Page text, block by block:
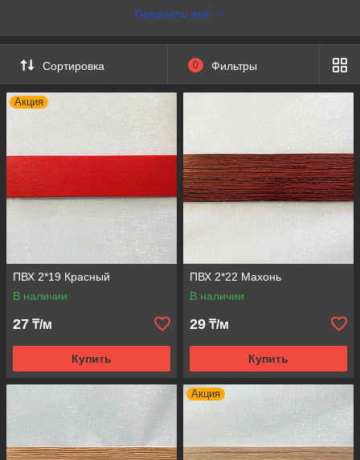
лучше закрыть специальной кромкой.
Показать всё
Сортировка 0 Фильтры
Акция
ПВХ 2*19 Красный
В наличии
27 ₸/м
Купить
ПВХ 2*22 Махонь
В наличии
29 ₸/м
Купить
Акция